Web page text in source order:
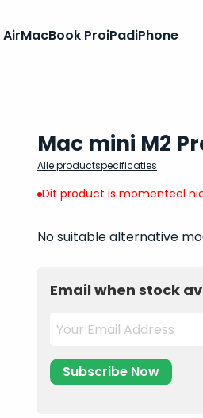
MacBook ProiPadiPhone
Mac mini M2
Alle productspecificaties
Dit product is momenteel
No suitable alternative
Email when stock